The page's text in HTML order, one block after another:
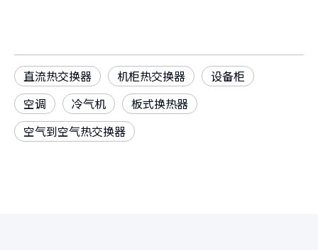
直流热交换器 机柜热交换器
设备柜
空调
冷气机
板式换热器
空气到空气热交换器